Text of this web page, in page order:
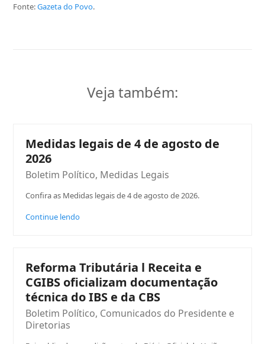
Fonte:Gazeta do Povo.
Veja também:
Medidas legais de 4 de agosto de
2026
Boletim Político, Medidas Legais
Confira as Medidas legais de 4 de agosto de 2026.
Continue lendo
Reforma Tributária l Receita e
CGIBS oficializam documentação
técnica do IBS e da CBS
Boletim Político, Comunicados do Presidente e
Diretorias